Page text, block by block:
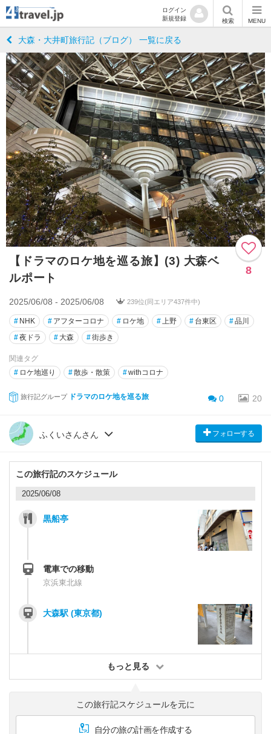
ログイン
新規登録
検索 MENU
大森・大井町旅行記（ブログ） 一覧に戻る
【ドラマのロケ地を巡る旅】(3) 大森ベ
ルポート
8
2025/06/08 - 2025/06/08 239位(同エリア437件中)
# NHK # アフターコロナ # ロケ地 #上野 # 台東区 #品川
#夜ドラ # 大森 #街歩き
関連タグ
# ロケ地巡り #散歩・散策 #withコロナ
旅行記グループ ドラマのロケ地を巡る旅 0 20
ふくいさんさん フォローする
この旅行記のスケジュール
2025/06/08
黒船亭
電車での移動
京浜東北線
大森駅 (東京都)
もっと見る
この旅行記スケジュールを元に
自分の旅の計画を作成する